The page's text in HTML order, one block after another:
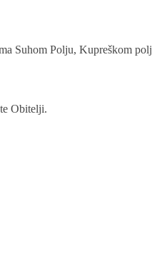
Suhom Polju, Kupreškom
Obitelji.